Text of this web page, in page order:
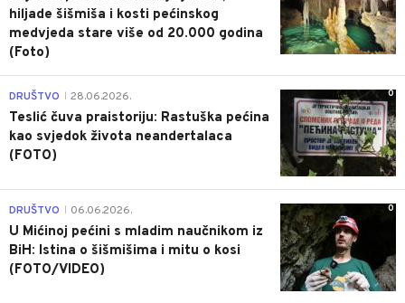
hiljade šišmiša i kosti pećinskog
medvjeda stare više od 20.000 godina
(Foto)
0
DRUŠTVO 28.06.2026.
Teslić čuva praistoriju: Rastuška pećina
kao svjedok života neandertalaca
(FOTO)
0
DRUŠTVO 06.06.2026.
U Mićinoj pećini s mladim naučnikom iz
BiH: Istina o šišmišima i mitu o kosi
(FOTO/VIDEO)